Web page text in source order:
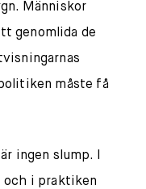
Människor
genomlida de
måste få
ingen slump. I
och i praktiken